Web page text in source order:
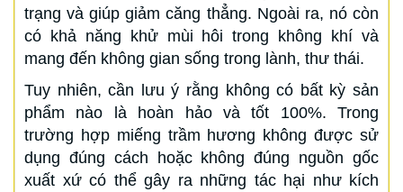
trạng và giúp giảm căng thẳng. Ngoài ra, nó còn
có khả năng khử mùi hôi trong không khí và
mang đến không gian sống trong lành, thư thái.
Tuy nhiên, cần lưu ý rằng không có bất kỳ sản
phẩm nào là hoàn hảo và tốt 100%. Trong
trường hợp miếng trầm hương không được sử
dụng đúng cách hoặc không đúng nguồn gốc
xuất xứ có thể gây ra những tác hại như kích